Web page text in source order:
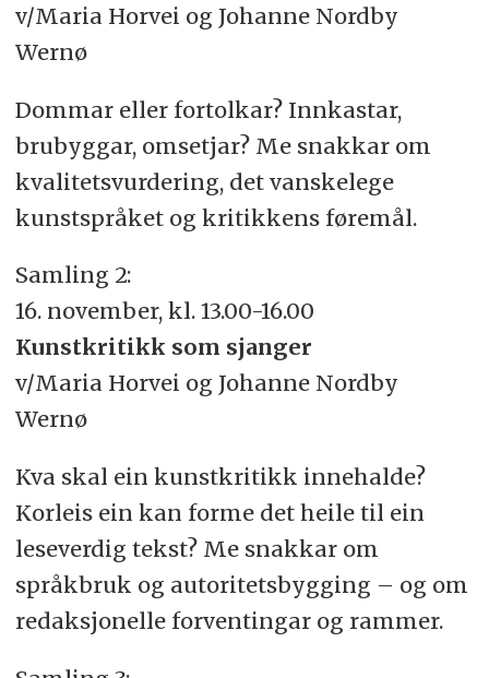
v/Maria Horvei og Johanne Nordby
Wernø
Dommar eller fortolkar? Innkastar,
brubyggar, omsetjar? Me snakkar om
kvalitetsvurdering, det vanskelege
kunstspråket og kritikkens føremål.
Samling 2:
16. november, kl. 13.00-16.00
Kunstkritikk som sjanger
v/Maria Horvei og Johanne Nordby
Wernø
Kva skal ein kunstkritikk innehalde?
Korleis ein kan forme det heile til ein
leseverdig tekst? Me snakkar om
språkbruk og autoritetsbygging – og om
redaksjonelle forventingar og rammer.